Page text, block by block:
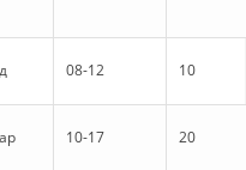
MATERIAL
08-12 10
10-17 20